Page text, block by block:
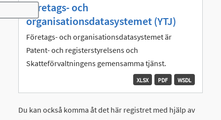
Toggle navigation
Företags- och
organisationsdatasystemet (YTJ)
Företags- och organisationsdatasystemet är
Patent- och registerstyrelsens och
Skatteförvaltningens gemensamma tjänst.
WSDL
PDF
XLSX
Du kan också komma åt det här registret med hjälp av